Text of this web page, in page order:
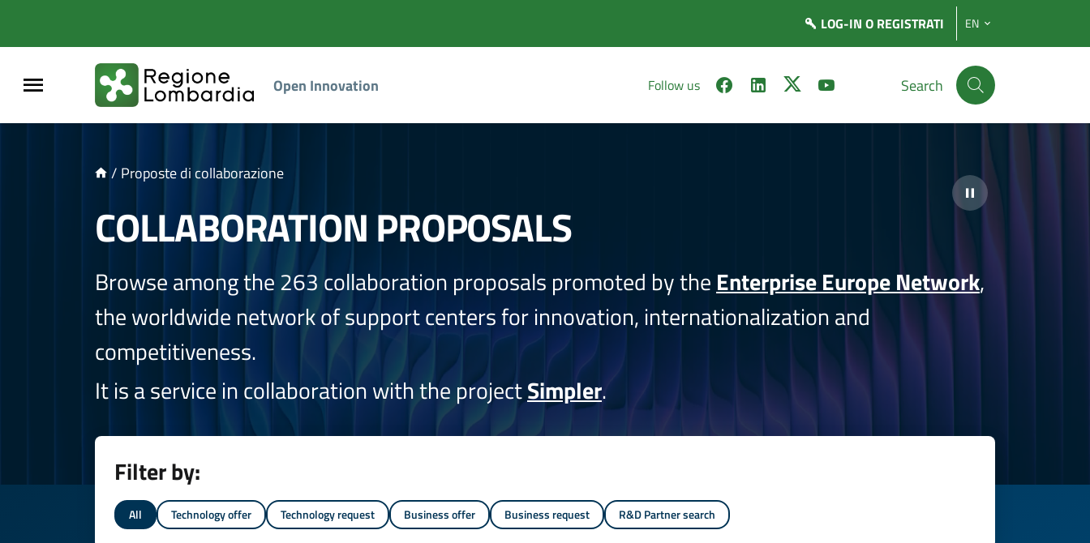
LOG-IN O REGISTRATI EN
Open Innovation Follow us Search
/ Proposte di collaborazione
COLLABORATION PROPOSALS
Browse among the 263 collaboration proposals promoted by the Enterprise Europe Network,
the worldwide network of support centers for innovation, internationalization and
competitiveness.
It is a service in collaboration with the projectSimpler.
Filter by:
All Technology offer Technology request Business offer Business request R&D Partner search